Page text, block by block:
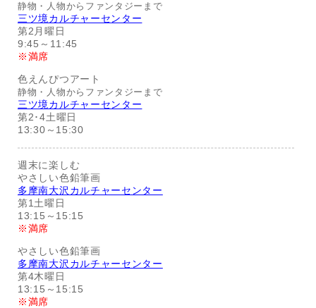
静物・人物からファンタジーまで
三ツ境カルチャーセンター
第2月曜日
9:45～11:45
※満席
色えんぴつアート
静物・人物からファンタジーまで
三ツ境カルチャーセンター
第2･4土曜日
13:30～15:30
週末に楽しむ
やさしい色鉛筆画
多摩南大沢カルチャーセンター
第1土曜日
13:15～15:15
※満席
やさしい色鉛筆画
多摩南大沢カルチャーセンター
第4木曜日
13:15～15:15
※満席